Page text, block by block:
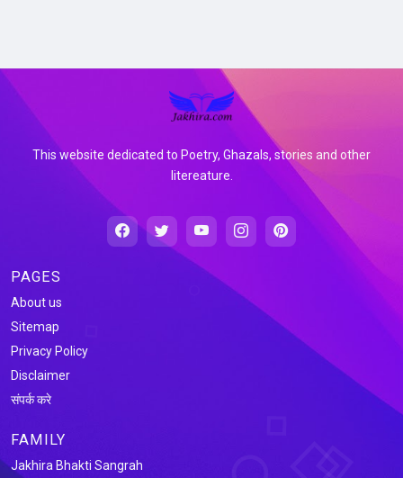
This website dedicated to Poetry, Ghazals, stories and other
litereature.
PAGES
About us
Sitemap
Privacy Policy
Disclaimer
संपर्क करे
FAMILY
Jakhira Bhakti Sangrah